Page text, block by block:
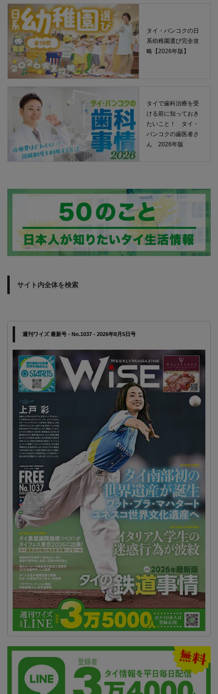
タイ・バンコクの日
系幼稚園選び完全攻
略【2026年版】
タイで歯科治療を受
ける前に知っておき
たいこと！ タイ・
バンコクの歯医者さ
ん 2026年版
サイト内全体を検索
週刊ワイズ 最新号 - No.1037 - 2026年8月5日号